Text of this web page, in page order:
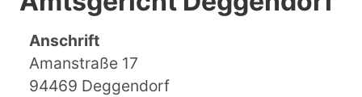
Anschrift
Amanstraße 17
94469 Deggendorf